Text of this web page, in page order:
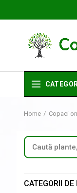
Home Copaci
CATEGORII DE